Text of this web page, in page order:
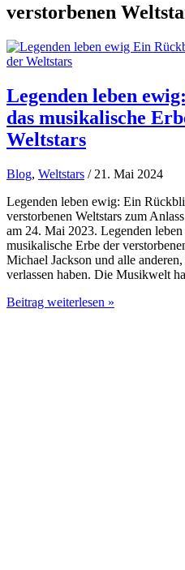
verstorbenen
Legenden leben
das musikalische
Weltstars
Blog, Weltstars / 21. Mai 2024
Legenden leben ewig: Ein
verstorbenen Weltstars zum
am 24. Mai 2023. Legenden
musikalische Erbe der
Michael Jackson und alle
verlassen haben. Die Musikwelt
Legenden
Beitrag weiterlesen »